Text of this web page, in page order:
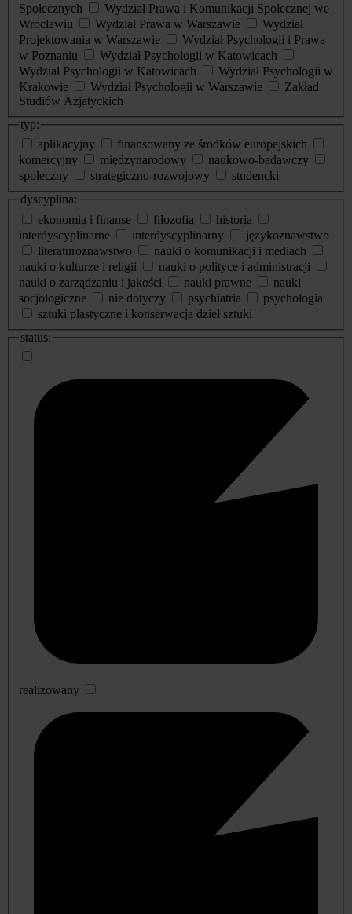
Społecznych
Wydział Prawa i Komunikacji Społecznej we
Wrocławiu
Wydział Prawa w Warszawie
Wydział
Projektowania w Warszawie
Wydział Psychologii i Prawa
w Poznaniu
Wydział Psychologii w Katowicach
Wydział Psychologii w Katowicach
Wydział Psychologii w
Krakowie
Wydział Psychologii w Warszawie
Zakład
Studiów Azjatyckich
typ:
aplikacyjny
finansowany ze środków europejskich
komercyjny
międzynarodowy
naukowo-badawczy
społeczny
strategiczno-rozwojowy
studencki
dyscyplina:
ekonomia i finanse
filozofia
historia
interdyscyplinarne
interdyscyplinarny
językoznawstwo
literaturoznawstwo
nauki o komunikacji i mediach
nauki o kulturze i religii
nauki o polityce i administracji
nauki o zarządzaniu i jakości
nauki prawne
nauki
socjologiczne
nie dotyczy psychiatria
psychologia
sztuki plastyczne i konserwacja dzieł sztuki
status:
realizowany